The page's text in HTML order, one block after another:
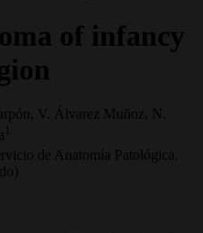
of infancy
V. Álvarez Muñoz, N.
1
de Anatomía Patológica.